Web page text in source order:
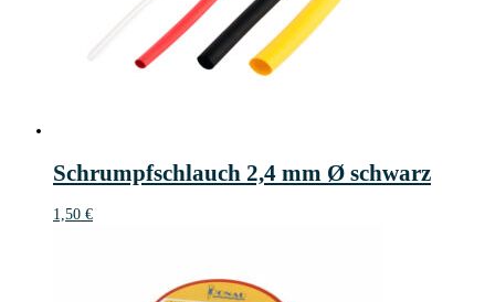
Schrumpfschlauch 2,4 mm Ø schwarz
1,50 €